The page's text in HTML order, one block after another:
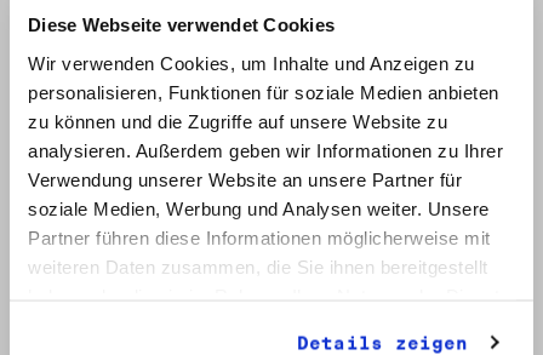
Diese Webseite verwendet Cookies
Wir verwenden Cookies, um Inhalte und Anzeigen zu
personalisieren, Funktionen für soziale Medien anbieten
zu können und die Zugriffe auf unsere Website zu
analysieren. Außerdem geben wir Informationen zu Ihrer
Verwendung unserer Website an unsere Partner für
soziale Medien, Werbung und Analysen weiter. Unsere
Partner führen diese Informationen möglicherweise mit
weiteren Daten zusammen, die Sie ihnen bereitgestellt
Details zeigen
Signatur: RW 12
Titel: Initiative Frieden und Menschenrechte (2)
Datum: Mai - Nov. 1990